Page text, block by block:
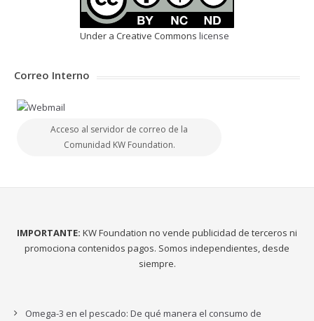
Under a Creative Commons license
Correo Interno
Acceso al servidor de correo de la
Comunidad KW Foundation.
IMPORTANTE: KW Foundation no vende publicidad de terceros ni
promociona contenidos pagos. Somos independientes, desde
siempre.
Omega-3 en el pescado: De qué manera el consumo de